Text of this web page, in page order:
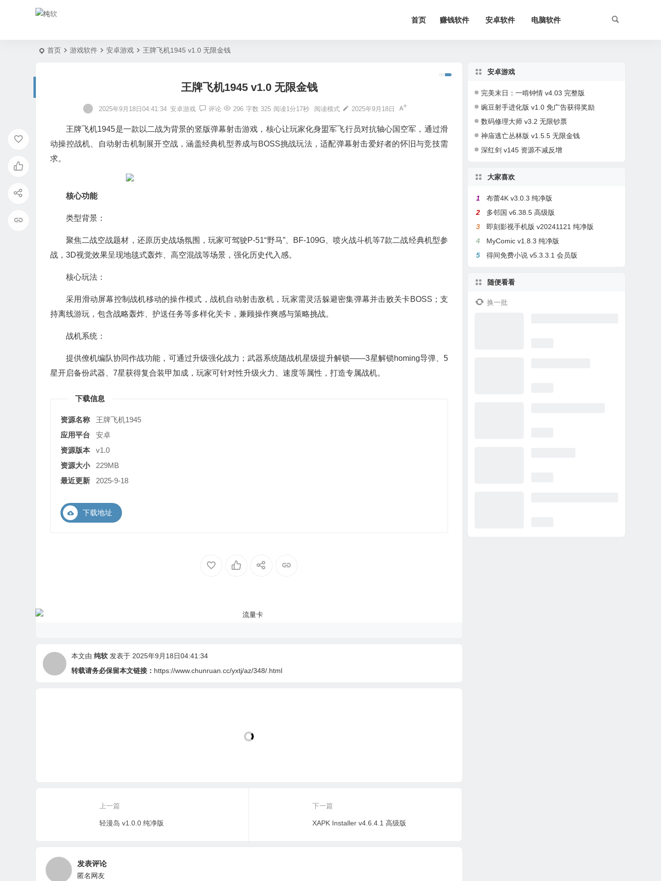
首页 赚钱软件 安卓软件 电脑软件
首页 游戏软件 安卓游戏 王牌飞机1945 v1.0 无限金钱
王牌飞机1945 v1.0 无限金钱
2025年9月18日04:41:34 安卓游戏 评论 296 字数 325 阅读1分17秒 阅读模式 2025年9月18日
王牌飞机1945是一款以二战为背景的竖版弹幕射击游戏，核心让玩家化身盟军飞行员对抗轴心国空军，通过滑
动操控战机、自动射击机制展开空战，涵盖经典机型养成与BOSS挑战玩法，适配弹幕射击爱好者的怀旧与竞技需
求。
核心功能
类型背景：
聚焦二战空战题材，还原历史战场氛围，玩家可驾驶P-51“野马”、BF-109G、喷火战斗机等7款二战经典机型参
战，3D视觉效果呈现地毯式轰炸、高空混战等场景，强化历史代入感。
核心玩法：
采用滑动屏幕控制战机移动的操作模式，战机自动射击敌机，玩家需灵活躲避密集弹幕并击败关卡BOSS；支
持离线游玩，包含战略轰炸、护送任务等多样化关卡，兼顾操作爽感与策略挑战。
战机系统：
提供僚机编队协同作战功能，可通过升级强化战力；武器系统随战机星级提升解锁——3星解锁homing导弹、5
星开启备份武器、7星获得复合装甲加成，玩家可针对性升级火力、速度等属性，打造专属战机。
下载信息
资源名称
王牌飞机1945
应用平台
安卓
资源版本
v1.0
资源大小
229MB
最近更新
2025-9-18
下载地址
本文由 纯软 发表于 2025年9月18日04:41:34
转载请务必保留本文链接： https://www.chunruan.cc/yxtj/az/348/.html
上一篇
轻漫岛 v1.0.0 纯净版
下一篇
XAPK Installer v4.6.4.1 高级版
发表评论
匿名网友
安卓游戏
完美末日：一啃钟情 v4.03 完整版
豌豆射手进化版 v1.0 免广告获得奖励
数码修理大师 v3.2 无限钞票
神庙逃亡丛林版 v1.5.5 无限金钱
深红剑 v145 资源不减反增
大家喜欢
1
布蕾4K v3.0.3 纯净版
2
多邻国 v6.38.5 高级版
3
即刻影视手机版 v20241121 纯净版
4
MyComic v1.8.3 纯净版
5
得间免费小说 v5.3.3.1 会员版
随便看看
换一批